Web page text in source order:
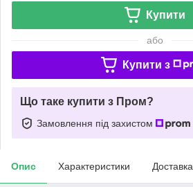
Купити
або
Купити з
Що таке купити з Пром?
Замовлення під захистом
Опис Характеристики Доставка